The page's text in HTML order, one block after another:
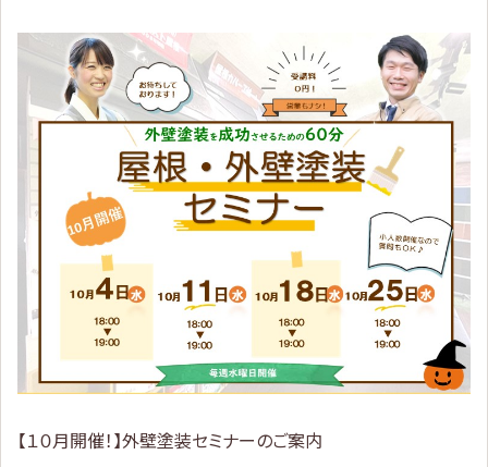
【１０月開催！】外壁塗装セミナーのご案内